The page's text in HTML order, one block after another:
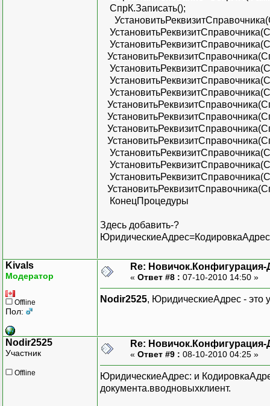
СпрК.Записать();
КонецПроцедуры
Здесь добавить-?
Kivals
Модератор
Offline
Пол:
Re:
« Ответ #8 : 07-10-2010 14:50 »
Nodir2525, ЮридическиеАдрес - это
Nodir2525
Участник
Offline
Re:
« Ответ #9 : 08-10-2010 04:25 »
ЮридическиеАдрес: и
документа.вводновыхклиент.